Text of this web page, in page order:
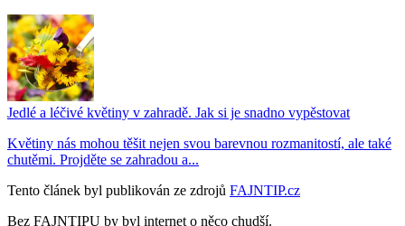
Jedlé a léčivé květiny v zahradě. Jak si je snadno vypěstovat
Květiny nás mohou těšit nejen svou barevnou rozmanitostí, ale také
chutěmi. Projděte se zahradou a...
Tento článek byl publikován ze zdrojů FAJNTIP.cz
Bez FAJNTIPU by byl internet o něco chudší.